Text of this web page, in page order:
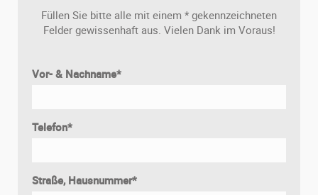
Füllen Sie bitte alle mit einem * gekennzeichneten
Felder gewissenhaft aus. Vielen Dank im Voraus!
Vor- & Nachname*
Telefon*
Straße, Hausnummer*